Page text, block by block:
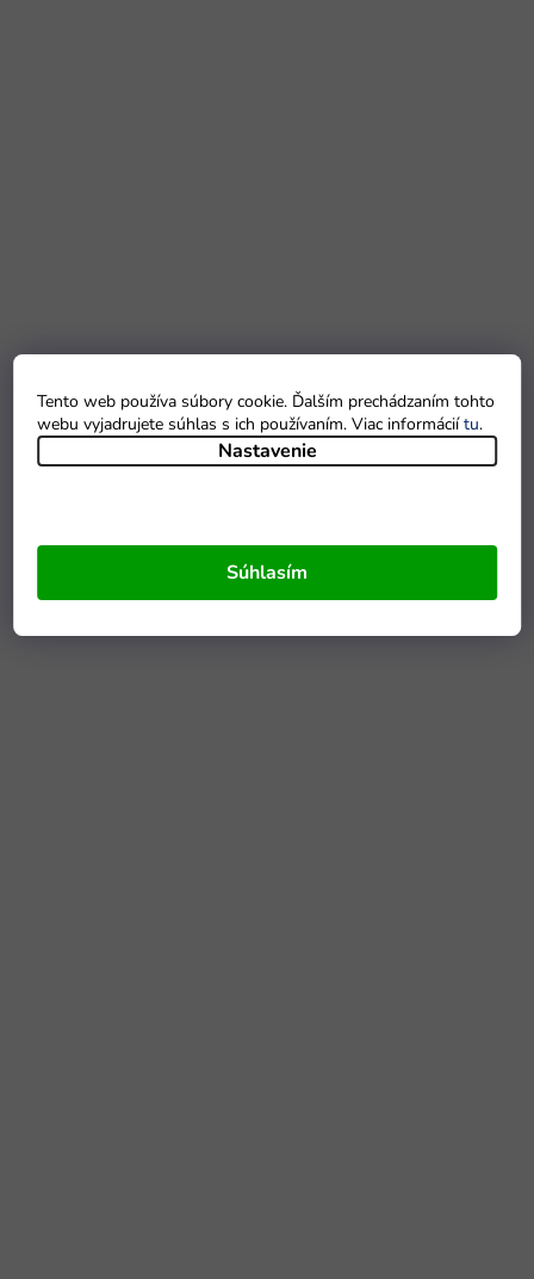
Tento web používa súbory cookie. Ďalším prechádzaním tohto
webu vyjadrujete súhlas s ich používaním. Viac informáciítu.
Nastavenie
Súhlasím